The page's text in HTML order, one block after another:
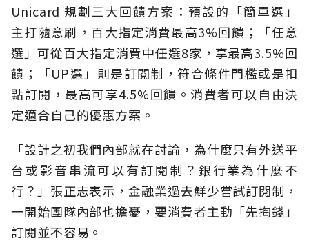
Unicard 規劃三大回饋方案：預設的「簡單選」
主打隨意刷，百大指定消費最高3%回饋；「任意
選」可從百大指定消費中任選8家，享最高3.5%回
饋；「UP選」則是訂閱制，符合條件門檻或是扣
點訂閱，最高可享4.5%回饋。消費者可以自由決
定適合自己的優惠方案。
「設計之初我們內部就在討論，為什麼只有外送平
台或影音串流可以有訂閱制？銀行業為什麼不
行？」張正志表示，金融業過去鮮少嘗試訂閱制，
一開始團隊內部也擔憂，要消費者主動「先掏錢」
訂閱並不容易。